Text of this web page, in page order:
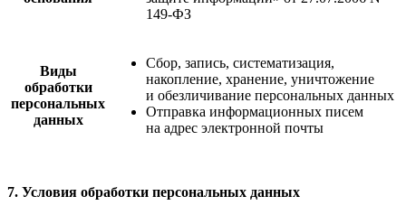
149-ФЗ
Виды
обработки
персональных
данных
Сбор, запись, систематизация,
накопление, хранение, уничтожение
и обезличивание персональных данных
Отправка информационных писем
на адрес электронной почты
7. Условия обработки персональных данных